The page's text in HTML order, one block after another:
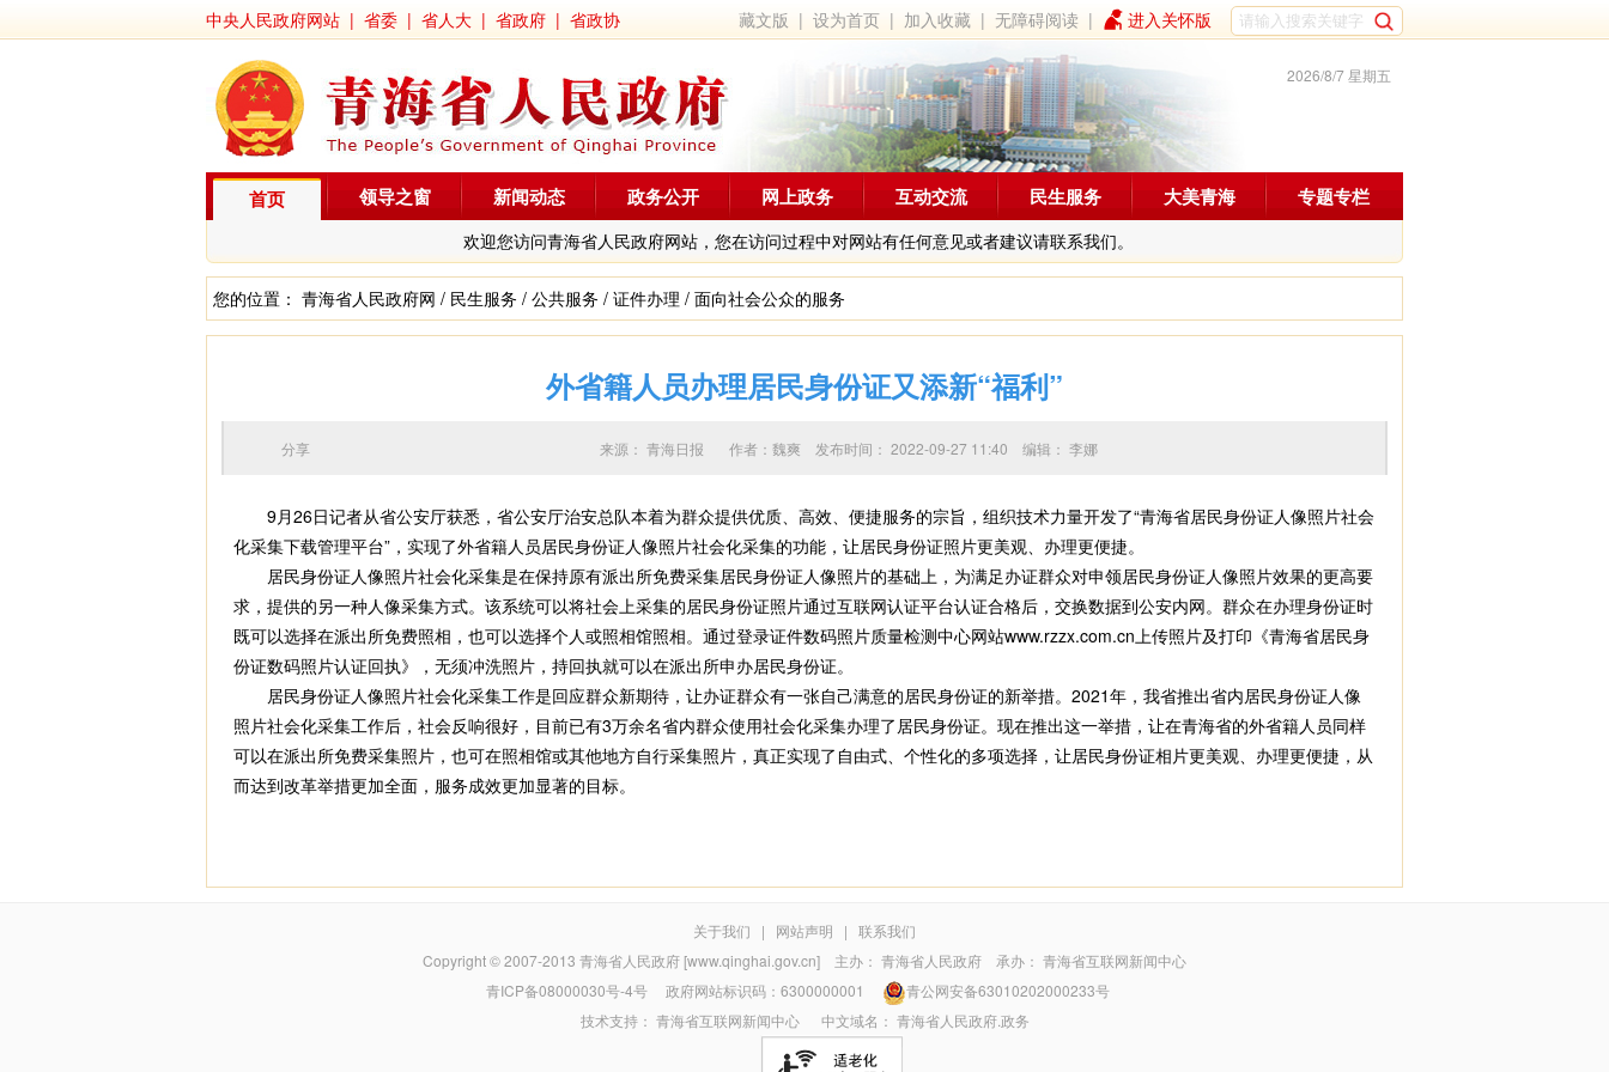
中央人民政府网站 | 省委 | 省人大 | 省政府 | 省政协 藏文版 |设为首页 | 加入收藏 |无障碍阅读 | 进入关怀版
2026/8/7 星期五
首页
欢迎您访问青海省人民政府网站，您在访问过程中对网站有任何意见或者建议请联系我们。
领导之窗 新闻动态 政务公开 网上政务 互动交流 民生服务 大美青海 专题专栏
您的位置： 青海省人民政府网 / 民生服务 / 公共服务 / 证件办理 / 面向社会公众的服务
外省籍人员办理居民身份证又添新“福利”
来源： 青海日报 作者： 魏爽 发布时间： 2022-09-27 11:40 编辑： 李娜
分享
9月26日记者从省公安厅获悉，省公安厅治安总队本着为群众提供优质、高效、便捷服务的宗旨，组织技术力量开发了“青海省居民身份证人像照片社会
化采集下载管理平台”，实现了外省籍人员居民身份证人像照片社会化采集的功能，让居民身份证照片更美观、办理更便捷。
居民身份证人像照片社会化采集是在保持原有派出所免费采集居民身份证人像照片的基础上，为满足办证群众对申领居民身份证人像照片效果的更高要
求，提供的另一种人像采集方式。该系统可以将社会上采集的居民身份证照片通过互联网认证平台认证合格后，交换数据到公安内网。群众在办理身份证时
既可以选择在派出所免费照相，也可以选择个人或照相馆照相。通过登录证件数码照片质量检测中心网站www.rzzx.com.cn上传照片及打印《青海省居民身
份证数码照片认证回执》，无须冲洗照片，持回执就可以在派出所申办居民身份证。
居民身份证人像照片社会化采集工作是回应群众新期待，让办证群众有一张自己满意的居民身份证的新举措。2021年，我省推出省内居民身份证人像
照片社会化采集工作后，社会反响很好，目前已有3万余名省内群众使用社会化采集办理了居民身份证。现在推出这一举措，让在青海省的外省籍人员同样
可以在派出所免费采集照片，也可在照相馆或其他地方自行采集照片，真正实现了自由式、个性化的多项选择，让居民身份证相片更美观、办理更便捷，从
而达到改革举措更加全面，服务成效更加显著的目标。
关于我们 | 网站声明 | 联系我们
Copyright © 2007-2013 青海省人民政府 [www.qinghai.gov.cn] 主办： 青海省人民政府 承办： 青海省互联网新闻中心
青ICP备08000030号-4号政府网站标识码：6300000001
青公网安备63010202000233号
技术支持： 青海省互联网新闻中心中文域名： 青海省人民政府.政务